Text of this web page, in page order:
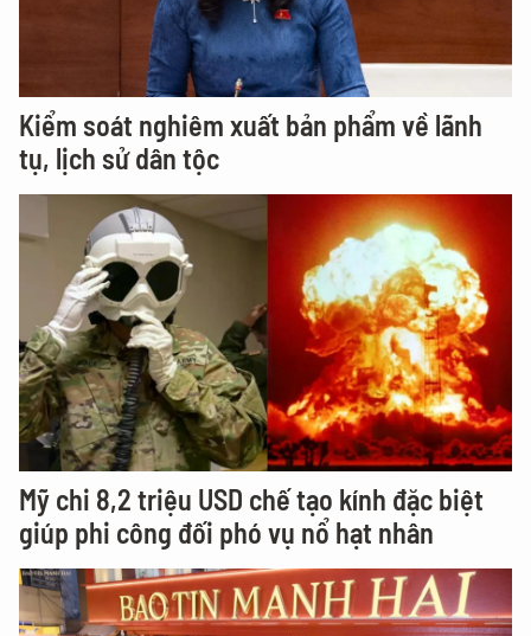
Kiểm soát nghiêm xuất bản phẩm về lãnh
tụ, lịch sử dân tộc
Mỹ chi 8,2 triệu USD chế tạo kính đặc biệt
giúp phi công đối phó vụ nổ hạt nhân